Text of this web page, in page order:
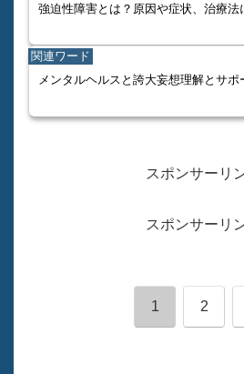
強迫性障害とは？原因や症状、治療法
関連ワード
メンタルヘルスと誇大妄想理解とサポ
スポンサーリ
スポンサーリ
1 2